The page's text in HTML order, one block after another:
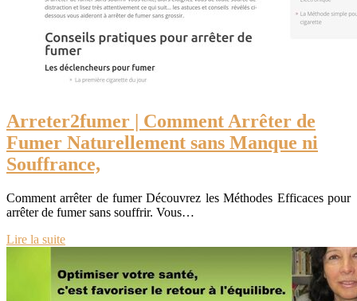
Arreter2fumer | Comment Arrêter de
Fumer Naturel­le­ment sans Manque ni
Souffrance,
Comment arrêter de fumer Découvrez les Méthodes Efficaces pour
arrêter de fumer sans souffrir. Vous…
Lire la suite